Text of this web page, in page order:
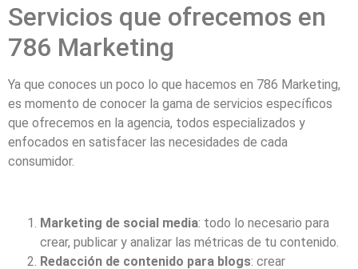
Servicios que ofrecemos en
786 Marketing
Ya que conoces un poco lo que hacemos en 786 Marketing,
es momento de conocer la gama de servicios específicos
que ofrecemos en la agencia, todos especializados y
enfocados en satisfacer las necesidades de cada
consumidor.
Marketing de social media: todo lo necesario para
crear, publicar y analizar las métricas de tu contenido.
Redacción de contenido para blogs: crear